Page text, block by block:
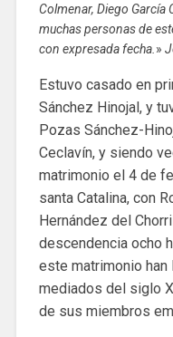
Colmenar, Diego García
muchas personas de
con expresada fecha. »
Estuvo casado en
Sánchez Hinojal, y
Pozas Sánchez-
Ceclavín, y siendo
matrimonio el 4 de
santa Catalina, con
Hernández del
descendencia ocho
este matrimonio han
mediados del siglo
de sus miembros